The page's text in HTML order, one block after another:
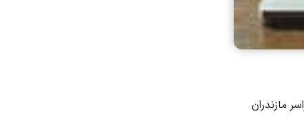
ویترین آنلاین که ۲۴ ساعته بازه و از سراسر مازندران